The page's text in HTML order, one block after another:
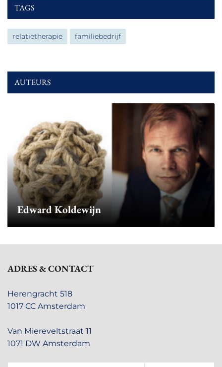
TAGS
relatietherapie familiebedrijf
AUTEURS
Edward Koldewijn
ADRES & CONTACT
Herengracht 518
1017 CC Amsterdam
Van Miereveltstraat 11
1071 DW Amsterdam